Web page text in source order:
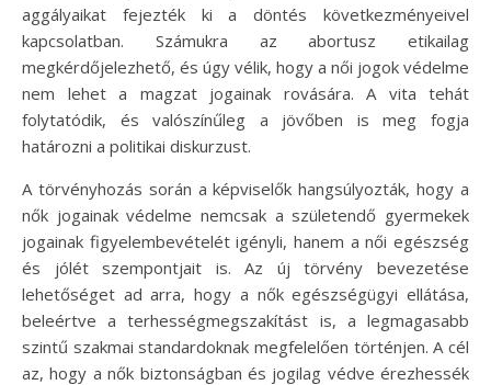
aggályaikat fejezték ki a döntés következményeivel
kapcsolatban. Számukra az abortusz etikailag
megkérdőjelezhető, és úgy vélik, hogy a női jogok védelme
nem lehet a magzat jogainak rovására. A vita tehát
folytatódik, és valószínűleg a jövőben is meg fogja
határozni a politikai diskurzust.
A törvényhozás során a képviselők hangsúlyozták, hogy a
nők jogainak védelme nemcsak a születendő gyermekek
jogainak figyelembevételét igényli, hanem a női egészség
és jólét szempontjait is. Az új törvény bevezetése
lehetőséget ad arra, hogy a nők egészségügyi ellátása,
beleértve a terhességmegszakítást is, a legmagasabb
szintű szakmai standardoknak megfelelően történjen. A cél
az, hogy a nők biztonságban és jogilag védve érezhessék